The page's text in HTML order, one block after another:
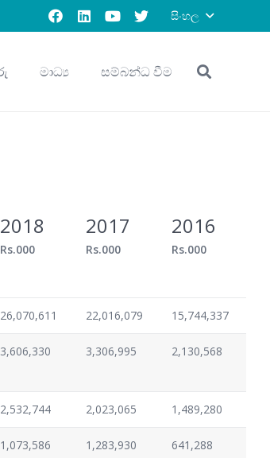
සිංහල
මාධ්‍ය සම්බන්ධ වීම
2018
Rs.000
2017
Rs.000
2016
Rs.000
26,070,611 22,016,079 15,744,337
3,606,330 3,306,995 2,130,568
2,532,744 2,023,065 1,489,280
1,073,586 1,283,930 641,288